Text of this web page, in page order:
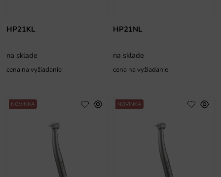
HP21KL
na sklade
cena na vyžiadanie
HP21NL
na sklade
cena na vyžiadanie
NOVINKA NOVINKA